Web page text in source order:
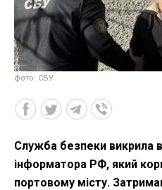
фото: СБУ
Служба безпеки викрила
інформатора РФ, який
портовому місту.